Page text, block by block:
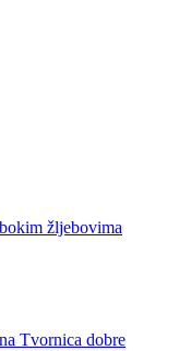
žljebovima